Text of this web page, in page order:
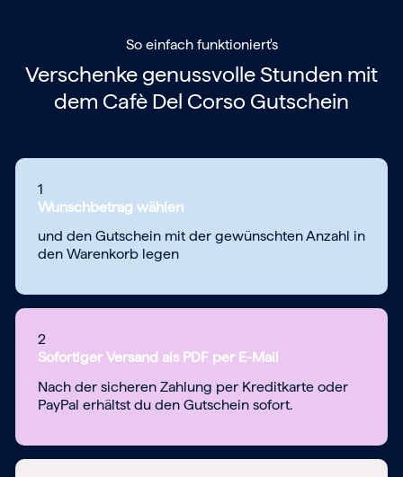
So einfach funktioniert's
Verschenke genussvolle Stunden mit
dem Cafè Del Corso Gutschein
1
Wunschbetrag wählen
und den Gutschein mit der gewünschten Anzahl in
den Warenkorb legen
2
Sofortiger Versand als PDF per E-Mail
Nach der sicheren Zahlung per Kreditkarte oder
PayPal erhältst du den Gutschein sofort.